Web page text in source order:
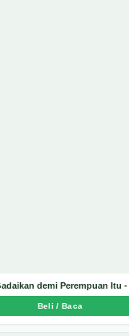
demi Perempuan Itu
Beli / Baca